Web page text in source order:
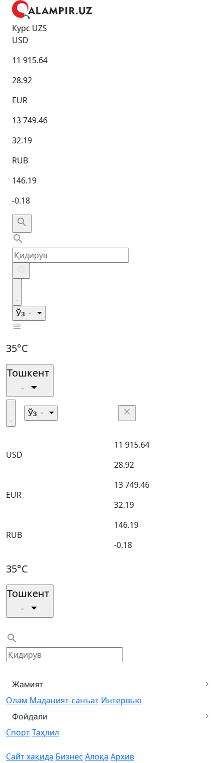
Курс UZS
USD
11 915.64
28.92
EUR
13 749.46
32.19
RUB
146.19
-0.18
Ўз
35°C
Тошкент
Ўз
USD
11 915.64
28.92
EUR
13 749.46
32.19
RUB
146.19
-0.18
35°C
Тошкент
Жамият
Олам Маданият-санъат Интервью
Фойдали
СпортТаҳлил
Сайт хақида Бизнес Алоқа Архив